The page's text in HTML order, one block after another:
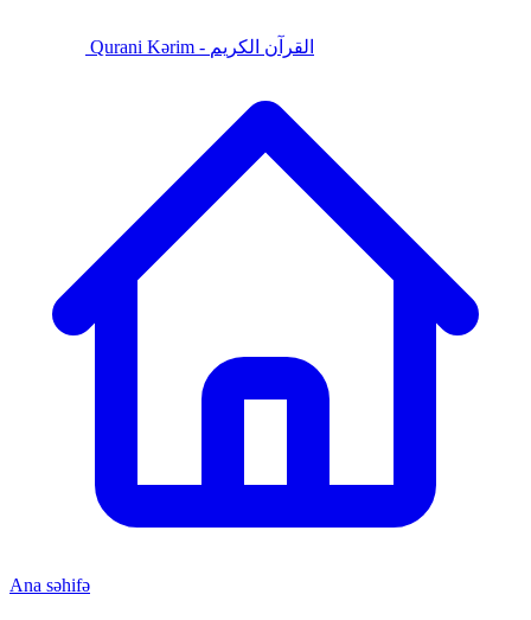
Qurani Kərim - القرآن الكريم
Ana səhifə